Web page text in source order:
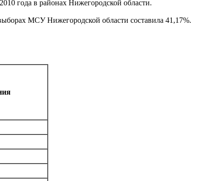
года в районах Нижегородской области.
МСУ Нижегородской области составила 41,17%.